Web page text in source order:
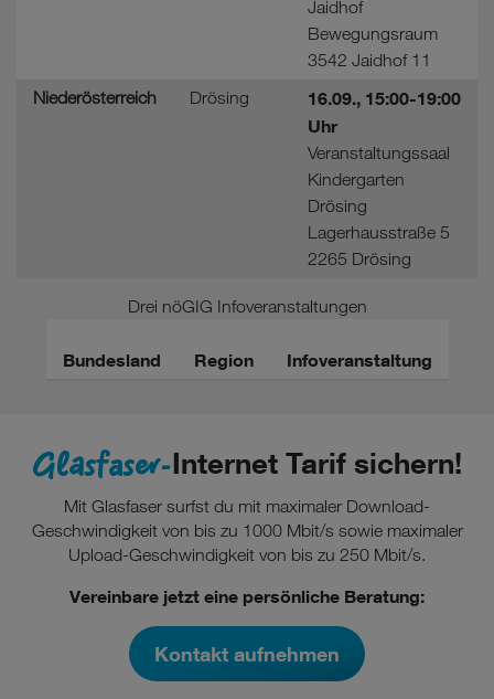
Jaidhof
Bewegungsraum
3542 Jaidhof 11
Niederösterreich
Drösing
16.09., 15:00-19:00
Uhr
Veranstaltungssaal
Kindergarten
Drösing
Lagerhausstraße 5
2265 Drösing
Drei nöGIG Infoveranstaltungen
Bundesland Region Infoveranstaltung
Glasfaser-Internet Tarif sichern!
Mit Glasfaser surfst du mit maximaler Download-
Geschwindigkeit von bis zu 1000 Mbit/s sowie maximaler
Upload-Geschwindigkeit von bis zu 250 Mbit/s.
Vereinbare jetzt eine persönliche Beratung:
Kontakt aufnehmen